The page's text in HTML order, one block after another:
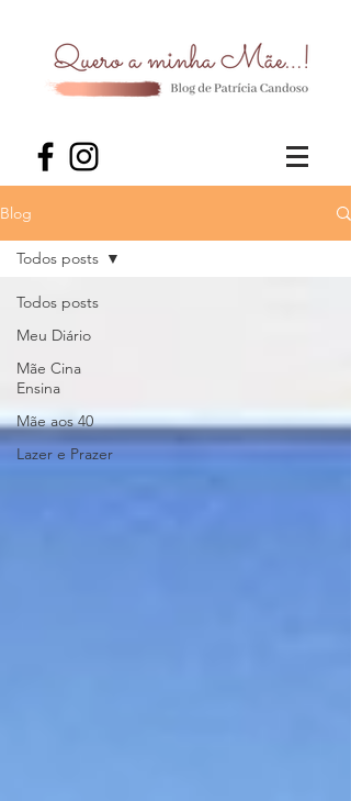
Blog
Todos posts
Meu Diário
Mãe Cina
Ensina
Mãe aos 40
Lazer e Prazer
Todos posts